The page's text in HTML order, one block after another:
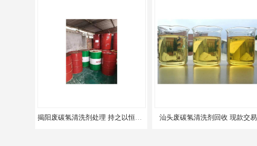
揭阳废碳氢清洗剂处理 持之以恒为客户服务 汕头废碳氢清洗剂回收 现款交易